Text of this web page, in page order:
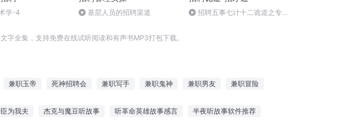
学-4 基层人员的招聘渠道
招聘五事七计十二诡道之专业
全集，支持免费在线试听阅读和有声书MP3打包下载。
兼职玉帝 死神招聘会 兼职写手 兼职鬼神 兼职男友 兼职冒险
为我夫 杰克与魔豆听故事 听革命英雄故事感言 半夜听故事软件推荐